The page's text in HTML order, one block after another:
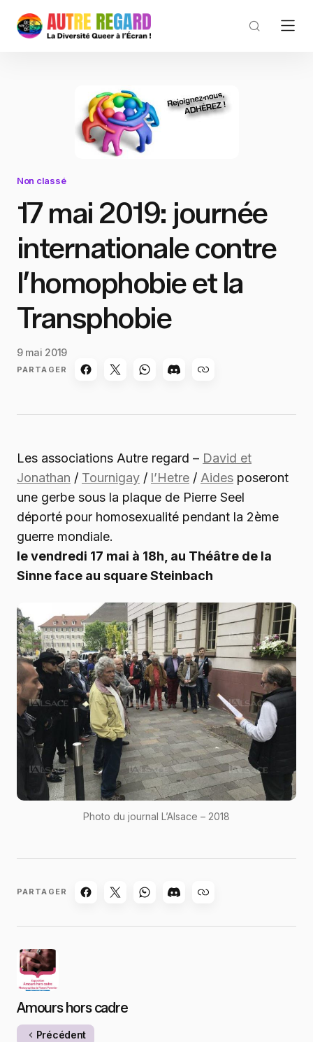
Non classé
17 mai 2019: journée
internationale contre
l’homophobie et la
Transphobie
9 mai 2019
PARTAGER
Les associations Autre regard – David et
Jonathan / Tournigay / l’Hetre / Aides poseront
une gerbe sous la plaque de Pierre Seel
déporté pour homosexualité pendant la 2ème
guerre mondiale.
le vendredi 17 mai à 18h, au Théâtre de la
Sinne face au square Steinbach
Photo du journal L’Alsace – 2018
PARTAGER
Amours hors cadre
Précédent